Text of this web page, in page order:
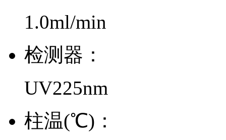
1.0ml/min
检测器：
UV225nm
柱温(℃)：